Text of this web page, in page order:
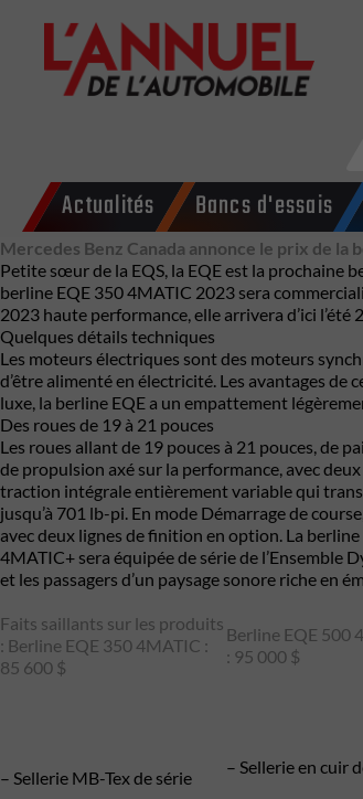
Actualités Bancs d'essais
Mercedes Benz Canada annonce le prix de la
Petite sœur de la EQS, la EQE est la prochaine
berline EQE 350 4MATIC 2023 sera
2023 haute performance, elle arrivera d’ici
Quelques détails techniques
Les moteurs électriques sont des moteurs
d’être alimenté en électricité. Les avantages
luxe, la berline EQE a un empattement
Des roues de 19 à 21 pouces
Les roues allant de 19 pouces à 21 pouces, de
de propulsion axé sur la performance, avec
traction intégrale entièrement variable qui
jusqu’à 701 lb-pi. En mode Démarrage de
avec deux lignes de finition en option. La
4MATIC+ sera équipée de série de l’Ensemble
et les passagers d’un paysage sonore riche en
Faits saillants sur les produits
: Berline EQE 350 4MATIC :
85 600 $
Berline EQE 500
: 95 000 $
– Sellerie MB-Tex de série
– Sellerie en cuir